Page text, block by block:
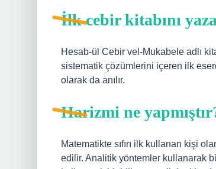
İlk cebir kitabını
Hesab-ül Cebir vel-Mukabele adlı
sistematik çözümlerini içeren ilk
olarak da anılır.
Harizmi ne
Matematikte sıfırı ilk kullanan kişi
edilir. Analitik yöntemler kullanarak